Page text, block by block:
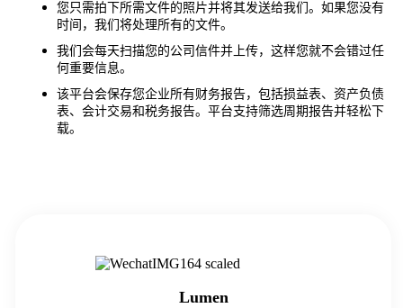
您只需拍下所需文件的照片并将其发送给我们。如果您没有
时间，我们将处理所有的文件。
我们会每天扫描您的公司信件并上传，这样您就不会错过任
何重要信息。
该平台会保存您企业所有财务报告，包括损益表、资产负债
表、会计交易和税务报告。平台支持筛选周期报告并轻松下
载。
Lumen